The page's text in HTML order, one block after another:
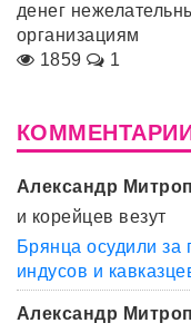
денег
организациям
1859
1
Александр
и корейцев везут
Брянца осудили
индусов и
Александр